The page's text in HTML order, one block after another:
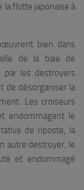
la flotte japonaise à
bien dans
de la baie de
par les destroyers
de désorganiser la
Les croiseurs
endommagent le
de riposte, la
autre destroyer, le
et endommagé